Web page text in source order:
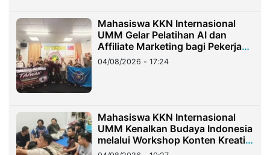
Mahasiswa KKN Internasional
UMM Gelar Pelatihan AI dan
Affiliate Marketing bagi Pekerja
Migran Indonesia di Taiwan
04/08/2026 - 17:24
Mahasiswa KKN Internasional
UMM Kenalkan Budaya Indonesia
melalui Workshop Konten Kreatif
di Taiwan